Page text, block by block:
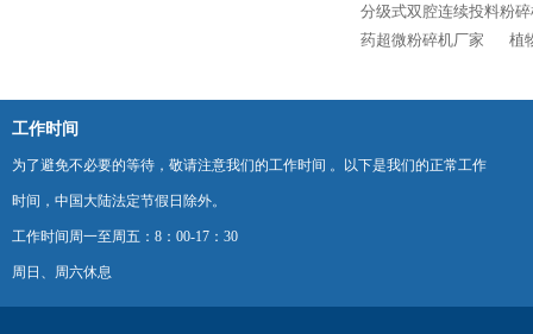
分级式双腔连续投料粉
药超微粉碎机厂家
植
工作时间
为了避免不必要的等待，敬请注意我们的工作时间 。以下是我们的正常工作
时间，中国大陆法定节假日除外。
工作时间周一至周五：8：00-17：30
周日、周六休息